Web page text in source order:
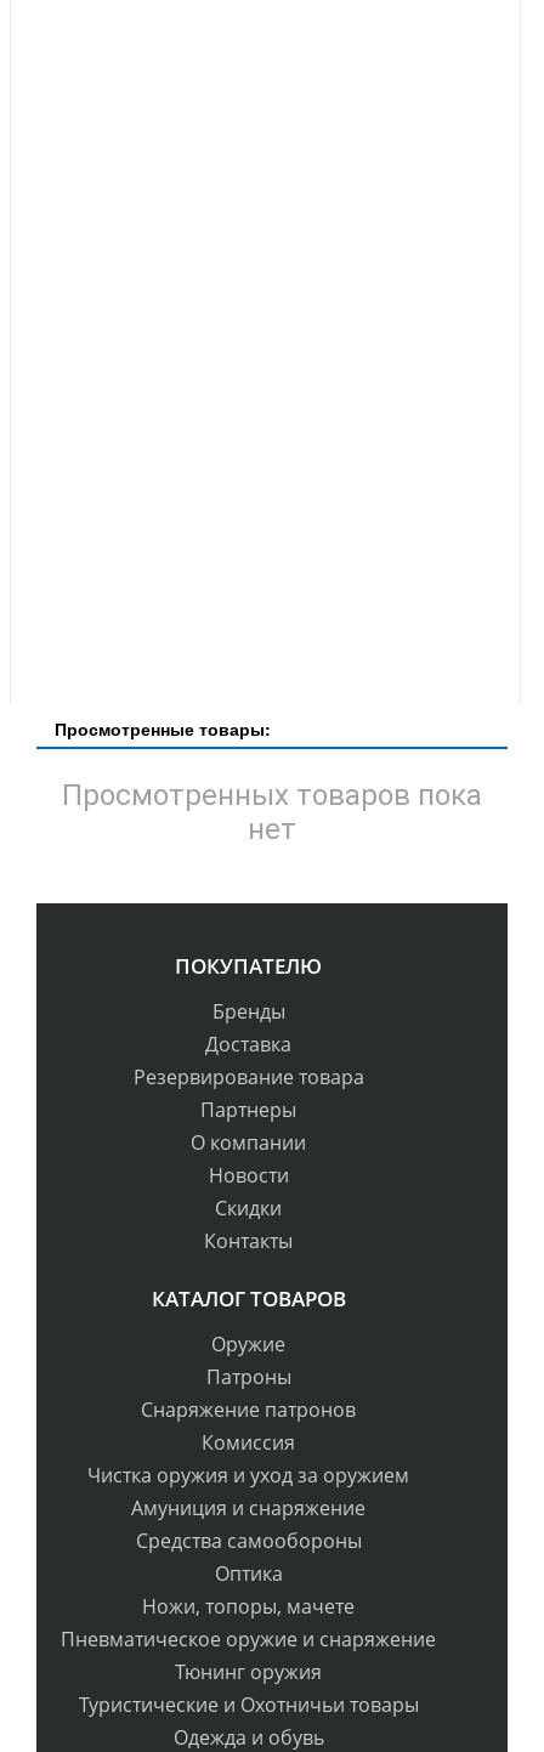
Просмотренные товары:
Просмотренных товаров пока
нет
ПОКУПАТЕЛЮ
Бренды
Доставка
Резервирование товара
Партнеры
О компании
Новости
Скидки
Контакты
КАТАЛОГ ТОВАРОВ
Оружие
Патроны
Снаряжение патронов
Комиссия
Чистка оружия и уход за оружием
Амуниция и снаряжение
Средства самообороны
Оптика
Ножи, топоры, мачете
Пневматическое оружие и снаряжение
Тюнинг оружия
Туристические и Охотничьи товары
Одежда и обувь